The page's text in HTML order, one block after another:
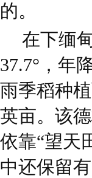
的。
在下缅
37.7°，年
雨季稻种
英亩。该
依靠“望天
中还保留